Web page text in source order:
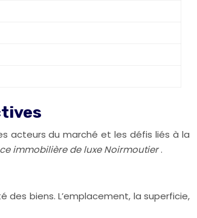
acteurs du marché et les défis liés à la
immobilière de luxe Noirmoutier.
biens. L’emplacement, la superficie,